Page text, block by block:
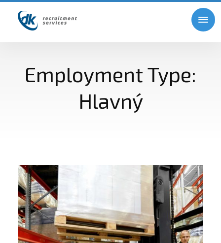
Employment Type:
Hlavný